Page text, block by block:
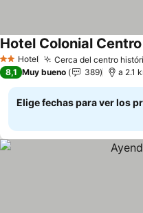
2 Estrellas
Hotel Cerca del centro
Hotel Colonial
8,1 Muy bueno 389 a 2.1
Elige fechas para ver los